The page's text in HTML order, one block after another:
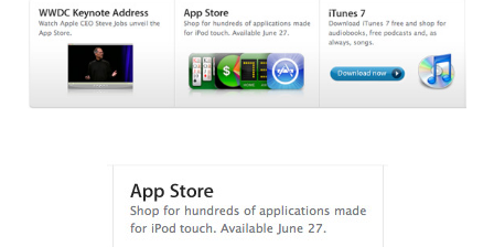
abbaglio? Diteci la vostra.